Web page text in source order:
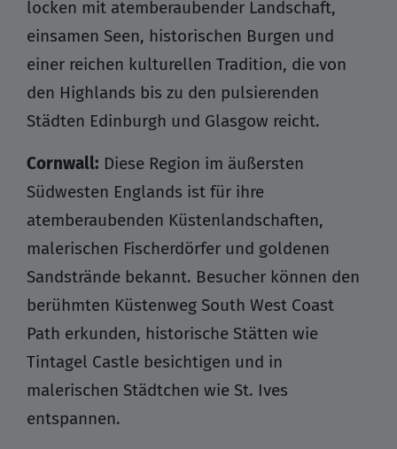
locken mit atemberaubender Landschaft,
einsamen Seen, historischen Burgen und
einer reichen kulturellen Tradition, die von
den Highlands bis zu den pulsierenden
Städten Edinburgh und Glasgow reicht.
Cornwall: Diese Region im äußersten
Südwesten Englands ist für ihre
atemberaubenden Küstenlandschaften,
malerischen Fischerdörfer und goldenen
Sandstrände bekannt. Besucher können den
berühmten Küstenweg South West Coast
Path erkunden, historische Stätten wie
Tintagel Castle besichtigen und in
malerischen Städtchen wie St. Ives
entspannen.